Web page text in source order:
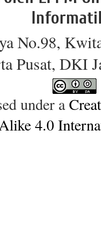
No.98,
Pusat, DKI
under a
4.0